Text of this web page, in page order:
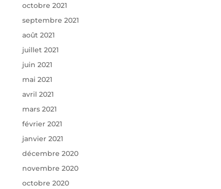
octobre 2021
septembre 2021
août 2021
juillet 2021
juin 2021
mai 2021
avril 2021
mars 2021
février 2021
janvier 2021
décembre 2020
novembre 2020
octobre 2020